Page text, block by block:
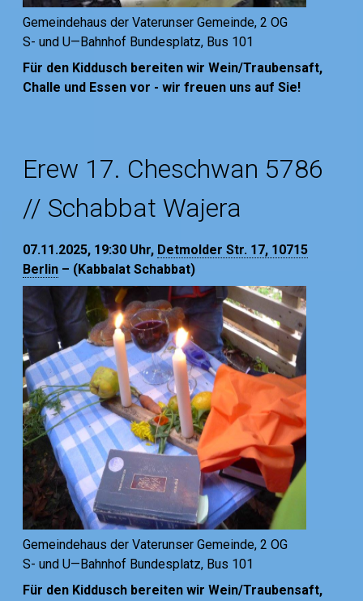
Gemeindehaus der Vaterunser Gemeinde, 2 OG
S- und U—Bahnhof Bundesplatz, Bus 101
Für den Kiddusch bereiten wir Wein/Traubensaft,
Challe und Essen vor - wir freuen uns auf Sie!
Erew 17. Cheschwan 5786
// Schabbat Wajera
07.11.2025, 19:30 Uhr, Detmolder Str. 17, 10715
Berlin – (Kabbalat Schabbat)
Gemeindehaus der Vaterunser Gemeinde, 2 OG
S- und U—Bahnhof Bundesplatz, Bus 101
Für den Kiddusch bereiten wir Wein/Traubensaft,